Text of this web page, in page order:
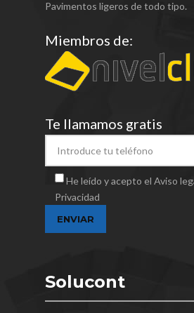
Pavimentos ligeros de todo tipo.
Miembros de:
Te llamamos gratis
He leído y acepto el Aviso
Privacidad
Solucont